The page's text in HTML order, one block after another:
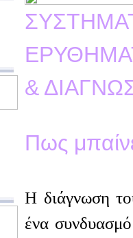
&
Πως
Η διάγνωση
ένα